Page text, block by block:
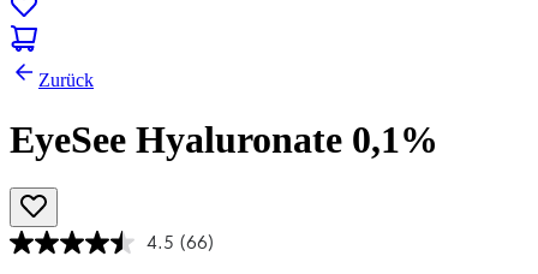
Zurück
EyeSee Hyaluronate 0,1%
4.5 (66)